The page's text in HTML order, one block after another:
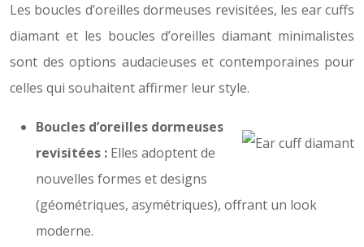
Les boucles d’oreilles dormeuses revisitées, les ear cuffs
diamant et les boucles d’oreilles diamant minimalistes
sont des options audacieuses et contemporaines pour
celles qui souhaitent affirmer leur style.
Boucles d’oreilles dormeuses
revisitées : Elles adoptent de
nouvelles formes et designs
(géométriques, asymétriques), offrant un look
moderne.